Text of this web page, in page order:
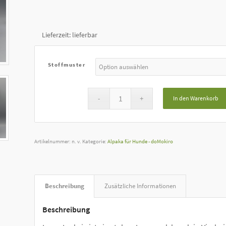
Lieferzeit: lieferbar
Stoffmuster
In den Warenkorb
Artikelnummer: n. v. Kategorie:Alpaka für Hunde - doMokiro
Beschreibung Zusätzliche Informationen
Beschreibung